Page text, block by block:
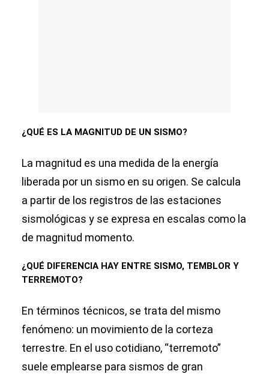
¿QUÉ ES LA MAGNITUD DE UN SISMO?
La magnitud es una medida de la energía
liberada por un sismo en su origen. Se calcula
a partir de los registros de las estaciones
sismológicas y se expresa en escalas como la
de magnitud momento.
¿QUÉ DIFERENCIA HAY ENTRE SISMO, TEMBLOR Y
TERREMOTO?
En términos técnicos, se trata del mismo
fenómeno: un movimiento de la corteza
terrestre. En el uso cotidiano, “terremoto”
suele emplearse para sismos de gran